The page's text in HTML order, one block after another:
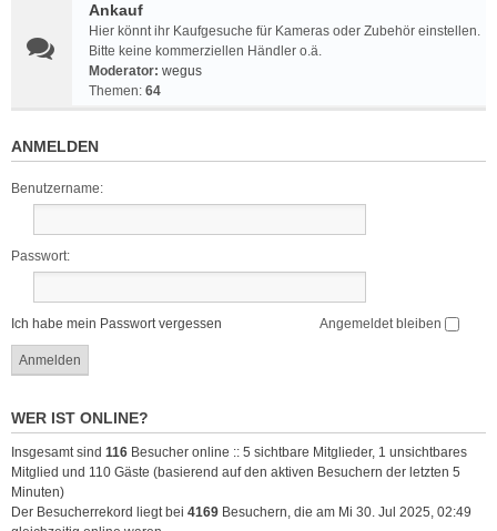
Ankauf
Hier könnt ihr Kaufgesuche für Kameras oder Zubehör einstellen.
Bitte keine kommerziellen Händler o.ä.
Moderator: wegus
Themen: 64
ANMELDEN
Benutzername:
Passwort:
Ich habe mein Passwort vergessen Angemeldet bleiben
WER IST ONLINE?
Insgesamt sind 116 Besucher online :: 5 sichtbare Mitglieder, 1 unsichtbares
Mitglied und 110 Gäste (basierend auf den aktiven Besuchern der letzten 5
Minuten)
Der Besucherrekord liegt bei 4169 Besuchern, die am Mi 30. Jul 2025, 02:49